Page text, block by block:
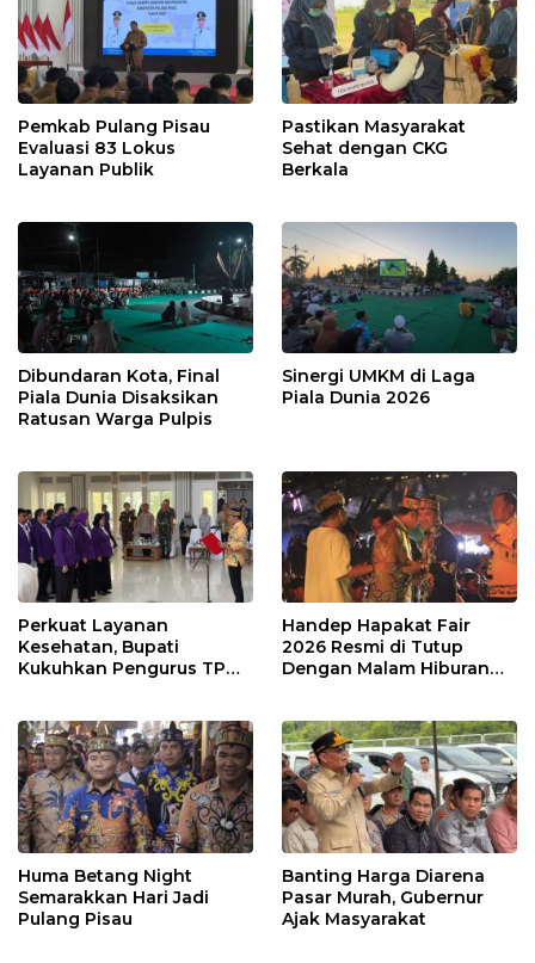
Pemkab Pulang Pisau
Evaluasi 83 Lokus
Layanan Publik
Pastikan Masyarakat
Sehat dengan CKG
Berkala
Dibundaran Kota, Final
Piala Dunia Disaksikan
Ratusan Warga Pulpis
Sinergi UMKM di Laga
Piala Dunia 2026
Perkuat Layanan
Kesehatan, Bupati
Kukuhkan Pengurus TP
Handep Hapakat Fair
2026 Resmi di Tutup
Dengan Malam Hiburan
Huma Betang Night
Semarakkan Hari Jadi
Pulang Pisau
Banting Harga Diarena
Pasar Murah, Gubernur
Ajak Masyarakat